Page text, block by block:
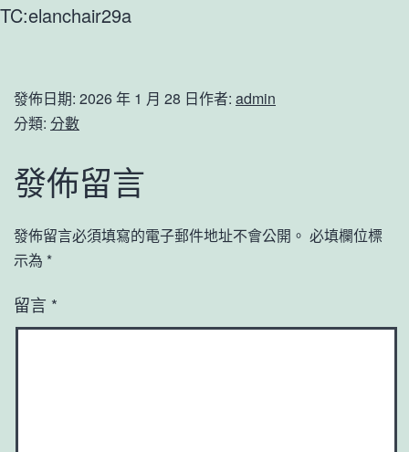
TC:elanchair29a
發佈日期: 2026 年 1 月 28 日作者: admin
分類: 分數
發佈留言
發佈留言必須填寫的電子郵件地址不會公開。 必填欄位標
示為 *
留言 *